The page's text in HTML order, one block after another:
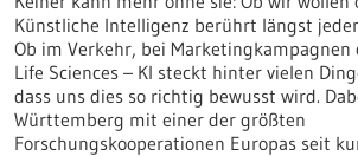
Künstliche Intelligenz berührt längst
Ob im Verkehr, bei Marketingkampagnen
Life Sciences – KI steckt hinter vielen
dass uns dies so richtig bewusst wird.
Württemberg mit einer der größten
Forschungskooperationen Europas seit